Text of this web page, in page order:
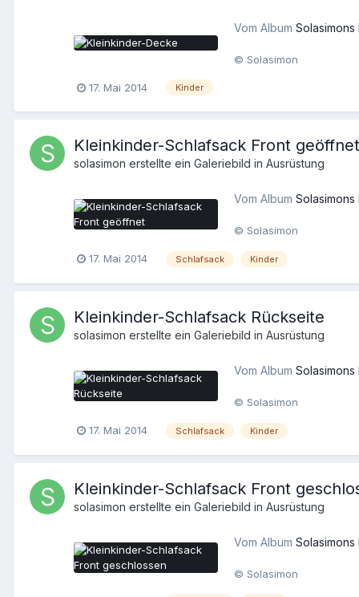
Vom Album Solasimons
© Solasimon
17. Mai 2014 Kinder
Kleinkinder-Schlafsack Front geöffnet
solasimon erstellte ein Galeriebild in Ausrüstung
Vom Album Solasimons
© Solasimon
17. Mai 2014 Schlafsack Kinder
Kleinkinder-Schlafsack Rückseite
solasimon erstellte ein Galeriebild in Ausrüstung
Vom Album Solasimons
© Solasimon
17. Mai 2014 Schlafsack Kinder
Kleinkinder-Schlafsack Front
solasimon erstellte ein Galeriebild in Ausrüstung
Vom Album Solasimons
© Solasimon